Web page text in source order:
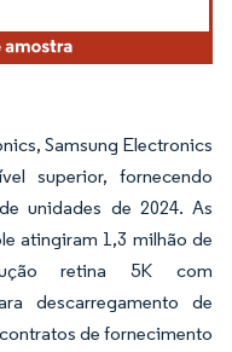
Samsung Electronics
superior, fornecendo
unidades de 2024. As
atingiram 1,3 milhão de
retina 5K com
descarregamento de
de fornecimento